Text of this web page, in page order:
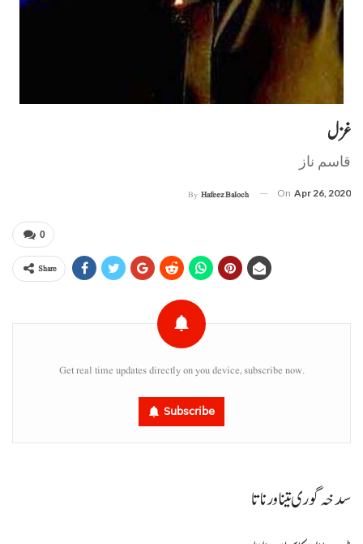
غزل
قاسم ناز
By Hafeez Baloch On Apr 26, 2020
0
Share
Get real time updates directly on you device, subscribe now.
Subscribe
سدخہ گوری تینا ورنا تا